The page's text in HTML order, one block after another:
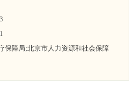
保障局;北京市人力资源和社会保障